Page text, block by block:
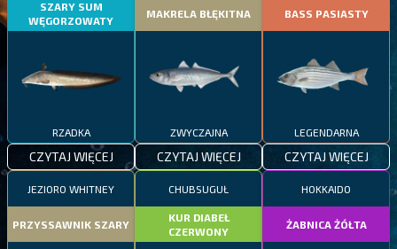
SZARY SUM
WĘGORZOWATY
RZADKA
CZYTAJ WIĘCEJ
MAKRELA BŁĘKITNA
ZWYCZAJNA
CZYTAJ WIĘCEJ
BASS PASIASTY
LEGENDARNA
CZYTAJ WIĘCEJ
JEZIORO WHITNEY
PRZYSSAWNIK SZARY
CHUBSUGUŁ
KUR DIABEŁ
CZERWONY
HOKKAIDO
ŻABNICA ŻÓŁTA